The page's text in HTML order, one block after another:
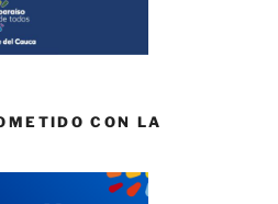
CON LA